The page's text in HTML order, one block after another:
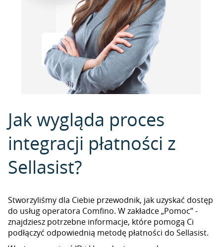
Jak wygląda proces
integracji płatności z
Sellasist?
Stworzyliśmy dla Ciebie przewodnik, jak uzyskać dostęp
do usług operatora Comfino. W zakładce „Pomoc” -
znajdziesz potrzebne informacje, które pomogą Ci
podłączyć odpowiednią metodę płatności do Sellasist.